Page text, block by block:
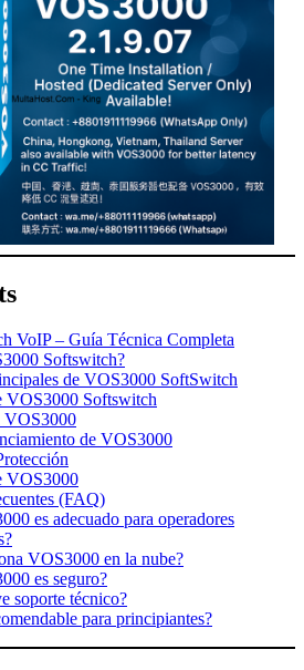
VoIP – Guía Técnica Completa
Softswitch?
de VOS3000 SoftSwitch
VOS3000 Softswitch
VOS3000
de VOS3000
VOS3000
(FAQ)
es adecuado para operadores
VOS3000 en la nube?
es seguro?
soporte técnico?
para principiantes?